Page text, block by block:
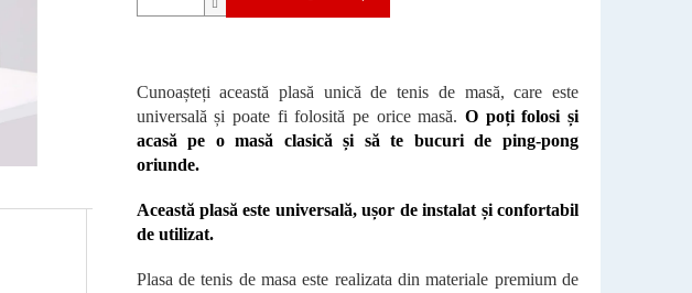
Cunoașteți această plasă unică de tenis de masă, care este
universală și poate fi folosită pe orice masă. O poți folosi și
acasă pe o masă clasică și să te bucuri de ping-pong
oriunde.
Această plasă este universală, ușor de instalat și confortabil
de utilizat.
Plasa de tenis de masa este realizata din materiale premium de